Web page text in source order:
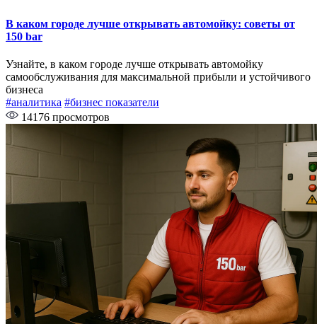
В каком городе лучше открывать автомойку: советы от
150 bar
Узнайте, в каком городе лучше открывать автомойку
самообслуживания для максимальной прибыли и устойчивого
бизнеса
#аналитика #бизнес показатели
14176 просмотров